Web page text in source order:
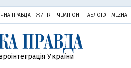
ПРАВДА ЖИТТЯ ЧЕМПІОН ТАБЛОID MEZHA
України